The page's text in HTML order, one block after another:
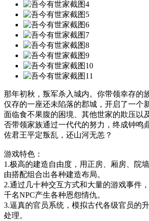
那年初秋，叛军杀入城内。你带领幸存的
仅存的一座还未陷落的郡城，开启了一个
面临食不果腹的困境、其他世家的欺压以
否带领家族通过一代代的努力，终成钟鸣
佐君王平定叛乱，还山河无恙？
游戏特色：
1.极高的建造自由度，用正房、厢房、院
由搭配组合出各种建造布局。
2.通过几十种交互方式和大量的游戏事件
千名NPC产生各种恩怨情仇。
3.逼真的官员系统，模拟古代各级官员的
处理。